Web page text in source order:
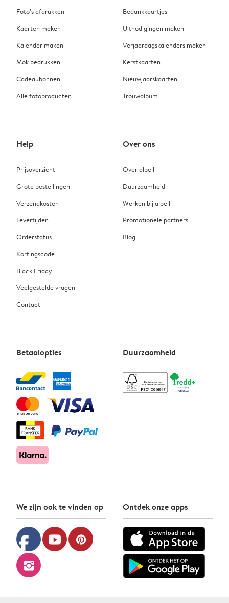
Foto’s afdrukken
Kaarten maken
Kalender maken
Mok bedrukken
Cadeaubonnen
Alle fotoproducten
Bedankkaartjes
Uitnodigingen maken
Verjaardagskalenders maken
Kerstkaarten
Nieuwjaarskaarten
Trouwalbum
Help
Prijsoverzicht
Grote bestellingen
Verzendkosten
Levertijden
Orderstatus
Kortingscode
Black Friday
Veelgestelde vragen
Contact
Over ons
Over albelli
Duurzaamheid
Werken bij albelli
Promotionele partners
Blog
Betaalopties Duurzaamheid
We zijn ook te vinden op
facebook youtube pinterest
instagram
Ontdek onze apps